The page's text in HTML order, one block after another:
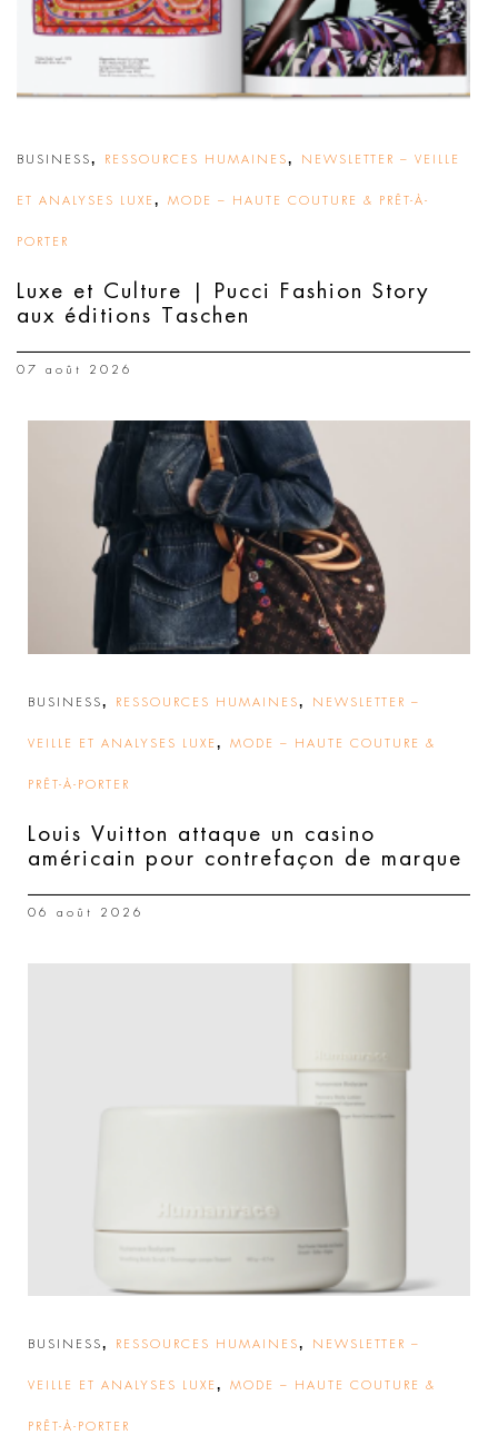
BUSINESS, RESSOURCES HUMAINES, NEWSLETTER – VEILLE
ET ANALYSES LUXE , MODE – HAUTE COUTURE & PRÊT-À-
PORTER
Luxe et Culture | Pucci Fashion Story
aux éditions Taschen
07 août 2026
BUSINESS, RESSOURCES HUMAINES, NEWSLETTER –
VEILLE ET ANALYSES LUXE , MODE – HAUTE COUTURE &
PRÊT-À-PORTER
Louis Vuitton attaque un casino
américain pour contrefaçon de marque
06 août 2026
BUSINESS, RESSOURCES HUMAINES, NEWSLETTER –
VEILLE ET ANALYSES LUXE , MODE – HAUTE COUTURE &
PRÊT-À-PORTER